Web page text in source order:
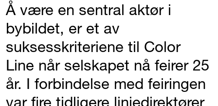
Å være en sentral aktør i
bybildet, er et av
suksesskriteriene til Color
Line når selskapet nå feirer 25
år. I forbindelse med feiringen
var fire tidligere linjedirektører